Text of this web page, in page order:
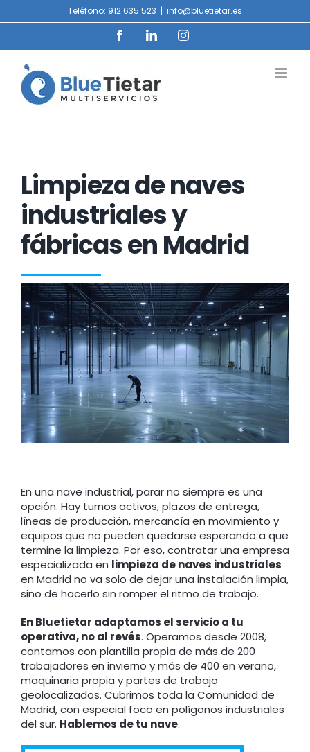
al
Teléfono: 912 635 523 | info@bluetietar.es
FacebookLinkedInInstagram
Limpieza de naves
industriales y
fábricas en Madrid
En una nave industrial, parar no siempre es una
opción. Hay turnos activos, plazos de entrega,
líneas de producción, mercancía en movimiento y
equipos que no pueden quedarse esperando a que
termine la limpieza. Por eso, contratar una empresa
especializada en limpieza de naves industriales
en Madrid no va solo de dejar una instalación limpia,
sino de hacerlo sin romper el ritmo de trabajo.
En Bluetietar adaptamos el servicio a tu
operativa, no al revés. Operamos desde 2008,
contamos con plantilla propia de más de 200
trabajadores en invierno y más de 400 en verano,
maquinaria propia y partes de trabajo
geolocalizados. Cubrimos toda la Comunidad de
Madrid, con especial foco en polígonos industriales
del sur. Hablemos de tu nave.